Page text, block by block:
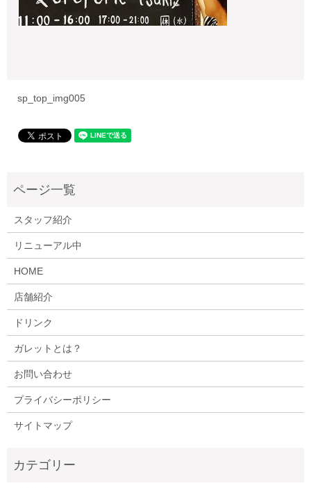
sp_top_img005
スタッフ紹介
リニューアル中
HOME
店舗紹介
ドリンク
ガレットとは？
お問い合わせ
プライバシーポリシー
サイトマップ